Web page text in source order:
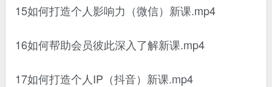
15如何打造个人影响力（微信）新课.mp4
16如何帮助会员彼此深入了解新课.mp4
17如何打造个人IP（抖音）新课.mp4